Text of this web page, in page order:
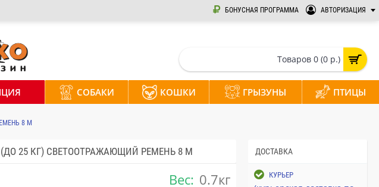
БОНУСНАЯ ПРОГРАММА АВТОРИЗАЦИЯ
Товаров 0 (0 р.)
СОБАКИ КОШКИ ГРЫЗУНЫ ПТИЦЫ
8 М
ДОСТАВКА
КУРЬЕР
(ДО 25 КГ) СВЕТООТРАЖАЮЩИЙ РЕМЕНЬ 8 М
Вес: 0.7кг